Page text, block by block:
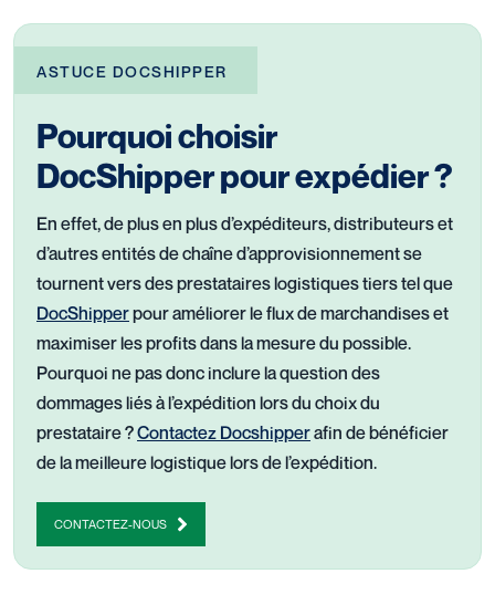
ASTUCE DOCSHIPPER
Pourquoi choisir
DocShipper pour expédier ?
En effet, de plus en plus d’expéditeurs, distributeurs et
d’autres entités de chaîne d’approvisionnement se
tournent vers des prestataires logistiques tiers tel que
DocShipperpour améliorer le flux de marchandises et
maximiser les profits dans la mesure du possible.
Pourquoi ne pas donc inclure la question des
dommages liés à l’expédition lors du choix du
prestataire ?Contactez Docshipperafin de bénéficier
de la meilleure logistique lors de l’expédition.
CONTACTEZ-NOUS